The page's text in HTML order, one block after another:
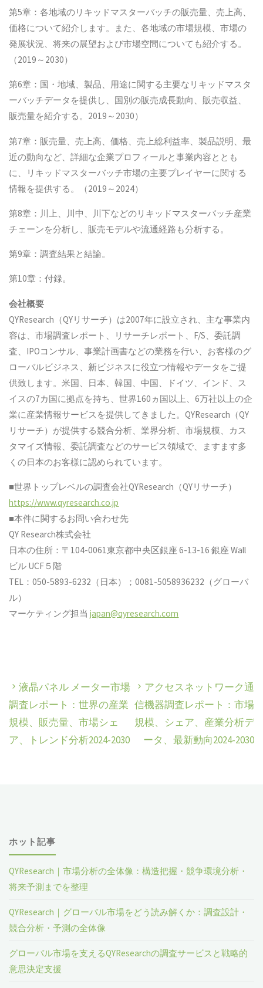
第5章：各地域のリキッドマスターバッチの販売量、売上高、
価格について紹介します。また、各地域の市場規模、市場の
発展状況、将来の展望および市場空間についても紹介する。
（2019～2030）
第6章：国・地域、製品、用途に関する主要なリキッドマスタ
ーバッチデータを提供し、国別の販売成長動向、販売収益、
販売量を紹介する。2019～2030）
第7章：販売量、売上高、価格、売上総利益率、製品説明、最
近の動向など、詳細な企業プロフィールと事業内容ととも
に、リキッドマスターバッチ市場の主要プレイヤーに関する
情報を提供する。（2019～2024）
第8章：川上、川中、川下などのリキッドマスターバッチ産業
チェーンを分析し、販売モデルや流通経路も分析する。
第9章：調査結果と結論。
第10章：付録。
会社概要
QYResearch（QYリサーチ）は2007年に設立され、主な事業内
容は、市場調査レポート、リサーチレポート、F/S、委託調
査、IPOコンサル、事業計画書などの業務を行い、お客様のグ
ローバルビジネス、新ビジネスに役立つ情報やデータをご提
供致します。米国、日本、韓国、中国、ドイツ、インド、ス
イスの7カ国に拠点を持ち、世界160ヵ国以上、6万社以上の企
業に産業情報サービスを提供してきました。QYResearch（QY
リサーチ）が提供する競合分析、業界分析、市場規模、カス
タマイズ情報、委託調査などのサービス領域で、ますます多
くの日本のお客様に認められています。
■世界トップレベルの調査会社QYResearch（QYリサーチ）
https://www.qyresearch.co.jp
■本件に関するお問い合わせ先
QY Research株式会社
日本の住所：〒104-0061東京都中央区銀座 6-13-16 銀座 Wall
ビル UCF５階
TEL：050-5893-6232（日本）；0081-5058936232（グローバ
ル）
マーケティング担当japan@qyresearch.com
液晶パネル メーター市場
調査レポート：世界の産業
規模、販売量、市場シェ
ア、トレンド分析2024-2030
アクセスネットワーク通
信機器調査レポート：市場
規模、シェア、産業分析デ
ータ、最新動向2024-2030
ホット記事
QYResearch｜市場分析の全体像：構造把握・競争環境分析・
将来予測までを整理
QYResearch｜グローバル市場をどう読み解くか：調査設計・
競合分析・予測の全体像
グローバル市場を支えるQYResearchの調査サービスと戦略的
意思決定支援